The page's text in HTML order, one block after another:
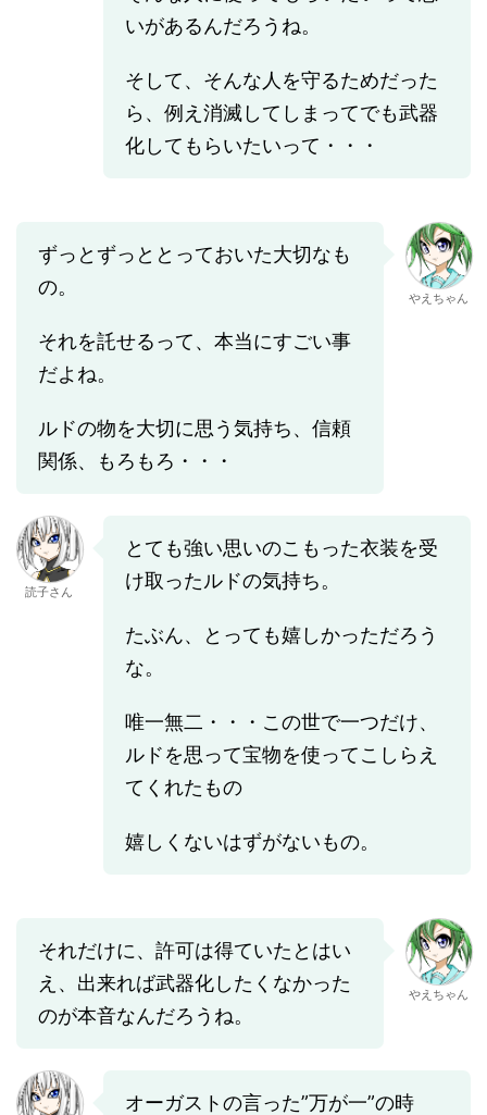
いがあるんだろうね。
そして、そんな人を守るためだった
ら、例え消滅してしまってでも武器
化してもらいたいって・・・
ずっとずっととっておいた大切なも
の。
それを託せるって、本当にすごい事
だよね。
ルドの物を大切に思う気持ち、信頼
関係、もろもろ・・・
やえちゃん
読子さん
とても強い思いのこもった衣装を受
け取ったルドの気持ち。
たぶん、とっても嬉しかっただろう
な。
唯一無二・・・この世で一つだけ、
ルドを思って宝物を使ってこしらえ
てくれたもの
嬉しくないはずがないもの。
それだけに、許可は得ていたとはい
え、出来れば武器化したくなかった
のが本音なんだろうね。
やえちゃん
オーガストの言った”万が一”の時